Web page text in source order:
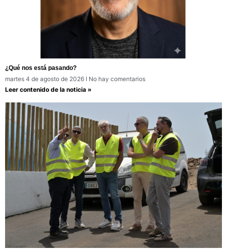
¿Qué nos está pasando?
martes 4 de agosto de 2026
No hay comentarios
Leer contenido de la noticia »